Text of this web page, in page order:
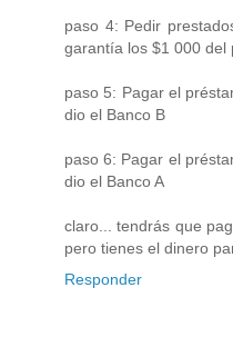
paso 4: Pedir
garantía los $1 000 del
paso 5: Pagar el
dio el Banco B
paso 6: Pagar el
dio el Banco A
claro... tendrás que
pero tienes el dinero
Responder